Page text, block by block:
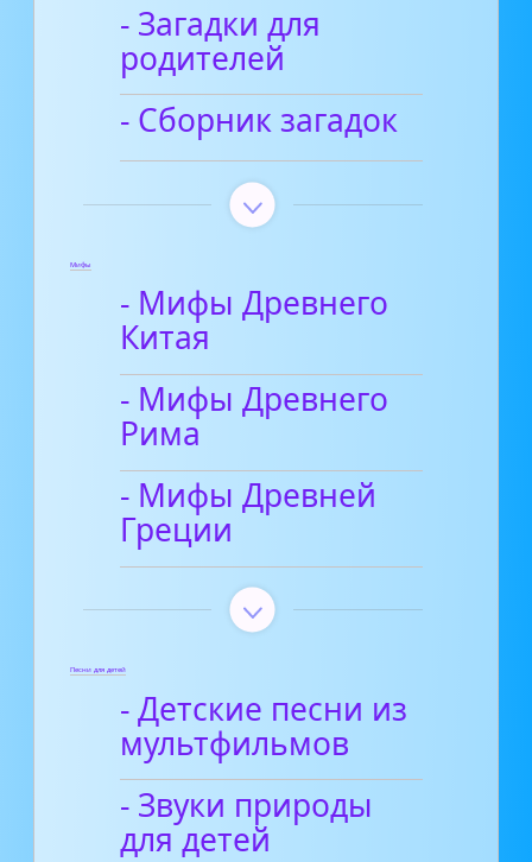
- Загадки для
родителей
- Сборник загадок
Мифы
- Мифы Древнего
Китая
- Мифы Древнего
Рима
- Мифы Древней
Греции
Песни для детей
- Детские песни из
мультфильмов
- Звуки природы
для детей